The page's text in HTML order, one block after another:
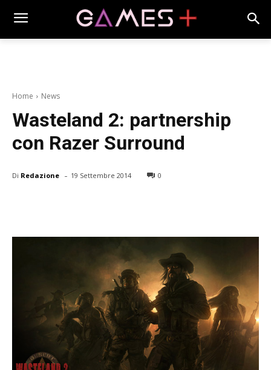
Home News
Wasteland 2: partnership
con Razer Surround
Di Redazione - 19 Settembre 2014 0